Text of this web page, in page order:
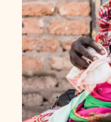
Avec un
25 € /
Vous
aidez